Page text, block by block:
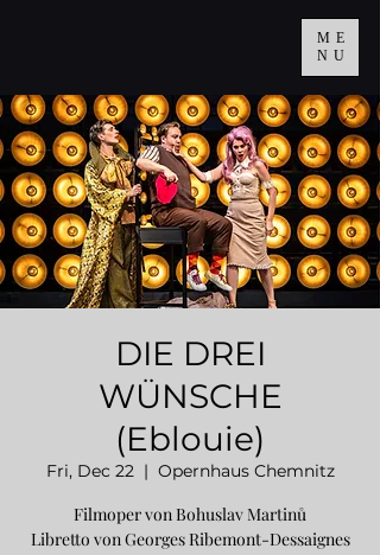
ME
NU
DIE DREI
WÜNSCHE
(Eblouie)
Fri, Dec 22
  |
Opernhaus Chemnitz
Filmoper von Bohuslav Martinů
Libretto von Georges Ribemont-Dessaignes